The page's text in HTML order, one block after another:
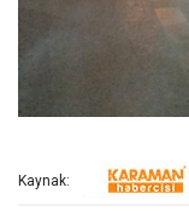
Kaynak: